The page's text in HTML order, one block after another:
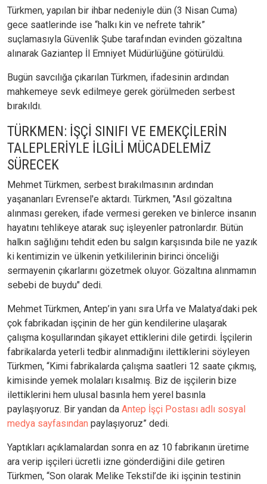
Türkmen, yapılan bir ihbar nedeniyle dün (3 Nisan Cuma)
gece saatlerinde ise “halkı kin ve nefrete tahrik”
suçlamasıyla Güvenlik Şube tarafından evinden gözaltına
alınarak Gaziantep İl Emniyet Müdürlüğüne götürüldü.
Bugün savcılığa çıkarılan Türkmen, ifadesinin ardından
mahkemeye sevk edilmeye gerek görülmeden serbest
bırakıldı.
TÜRKMEN: İŞÇİ SINIFI VE EMEKÇİLERİN
TALEPLERİYLE İLGİLİ MÜCADELEMİZ
SÜRECEK
Mehmet Türkmen, serbest bırakılmasının ardından
yaşananları Evrensel'e aktardı. Türkmen, "Asıl gözaltına
alınması gereken, ifade vermesi gereken ve binlerce insanın
hayatını tehlikeye atarak suç işleyenler patronlardır. Bütün
halkın sağlığını tehdit eden bu salgın karşısında bile ne yazık
ki kentimizin ve ülkenin yetkililerinin birinci önceliği
sermayenin çıkarlarını gözetmek oluyor. Gözaltına alınmamın
sebebi de buydu" dedi.
Mehmet Türkmen, Antep’in yanı sıra Urfa ve Malatya’daki pek
çok fabrikadan işçinin de her gün kendilerine ulaşarak
çalışma koşullarından şikayet ettiklerini dile getirdi. İşçilerin
fabrikalarda yeterli tedbir alınmadığını ilettiklerini söyleyen
Türkmen, “Kimi fabrikalarda çalışma saatleri 12 saate çıkmış,
kimisinde yemek molaları kısalmış. Biz de işçilerin bize
ilettiklerini hem ulusal basınla hem yerel basınla
paylaşıyoruz. Bir yandan da Antep İşçi Postası adlı sosyal
medya sayfasından paylaşıyoruz” dedi.
Yaptıkları açıklamalardan sonra en az 10 fabrikanın üretime
ara verip işçileri ücretli izne gönderdiğini dile getiren
Türkmen, “Son olarak Melike Tekstil’de iki işçinin testinin